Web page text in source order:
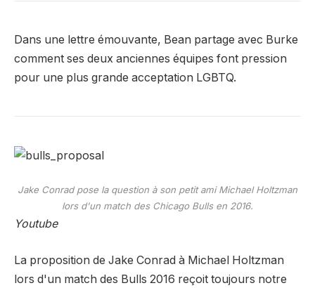
Dans une lettre émouvante, Bean partage avec Burke
comment ses deux anciennes équipes font pression
pour une plus grande acceptation LGBTQ.
Jake Conrad pose la question à son petit ami Michael Holtzman
lors d'un match des Chicago Bulls en 2016.
Youtube
La proposition de Jake Conrad à Michael Holtzman
lors d'un match des Bulls 2016 reçoit toujours notre